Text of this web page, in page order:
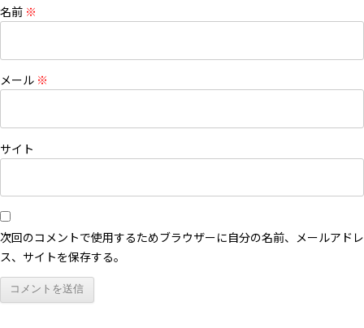
名前 ※
メール ※
サイト
次回のコメントで使用するためブラウザーに自分の名前、メールアドレ
ス、サイトを保存する。